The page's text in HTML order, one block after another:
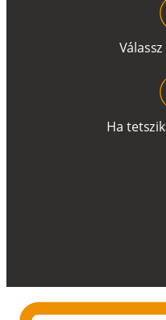
Válassz
Ha tetszik